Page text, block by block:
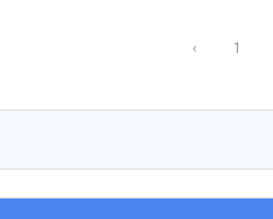
‹ 1